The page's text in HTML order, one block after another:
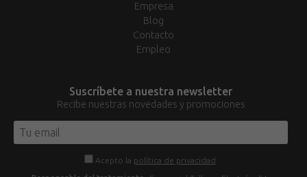
Empresa
Blog
Contacto
Empleo
Suscríbete a nuestra newsletter
Recibe nuestras novedades y promociones
Acepto la política de privacidad